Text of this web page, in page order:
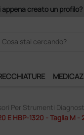
è gratis!
Per Strumenti
E HBP-1320 - Taglia M -